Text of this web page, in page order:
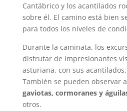
Cantábrico y los acantilados
sobre él. El camino está bien
para todos los niveles de
Durante la caminata, los
disfrutar de impresionantes
asturiana, con sus
También se pueden observar
gaviotas, cormoranes y
otros.